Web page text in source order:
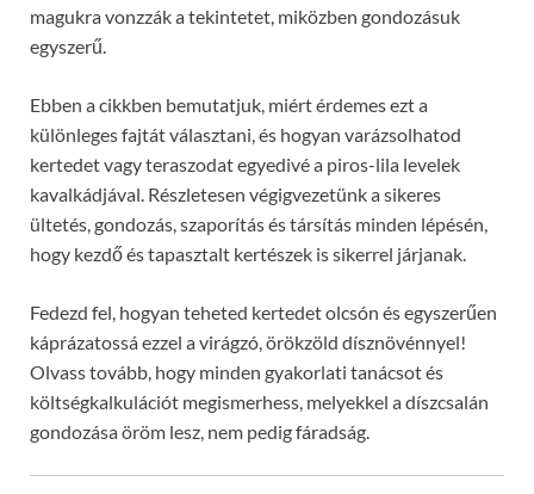
magukra vonzzák a tekintetet, miközben gondozásuk
egyszerű.
Ebben a cikkben bemutatjuk, miért érdemes ezt a
különleges fajtát választani, és hogyan varázsolhatod
kertedet vagy teraszodat egyedivé a piros-lila levelek
kavalkádjával. Részletesen végigvezetünk a sikeres
ültetés, gondozás, szaporítás és társítás minden lépésén,
hogy kezdő és tapasztalt kertészek is sikerrel járjanak.
Fedezd fel, hogyan teheted kertedet olcsón és egyszerűen
káprázatossá ezzel a virágzó, örökzöld dísznövénnyel!
Olvass tovább, hogy minden gyakorlati tanácsot és
költségkalkulációt megismerhess, melyekkel a díszcsalán
gondozása öröm lesz, nem pedig fáradság.